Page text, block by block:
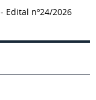
- Edital nº24/2026